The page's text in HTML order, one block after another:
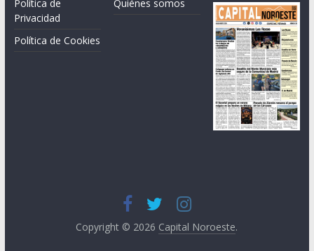
Política de
Privacidad
Política de Cookies
Quiénes somos
Copyright © 2026 Capital Noroeste.